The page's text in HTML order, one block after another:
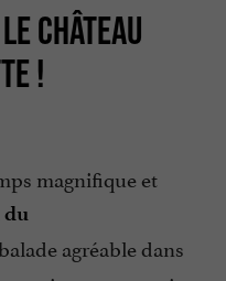
CHÂTEAU
!
magnifique et
agréable dans